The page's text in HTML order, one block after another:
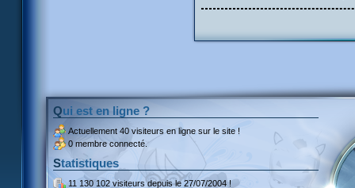
Qui est en ligne ?
Actuellement 40 visiteurs en ligne sur le site !
0 membre connecté.
Statistiques
11 130 102 visiteursdepuis le 27/07/2004 !